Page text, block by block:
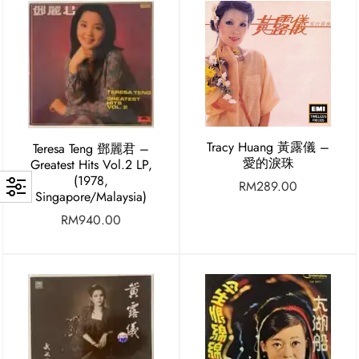
Teresa Teng 鄧麗君 ‎–
Greatest Hits Vol.2 LP,
(1978,
Singapore/Malaysia)
RM940.00
Tracy Huang 黃露儀 ‎–
愛的淚珠
RM289.00